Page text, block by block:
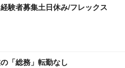
験者募集土日休み/フレックス
「総務」転勤なし